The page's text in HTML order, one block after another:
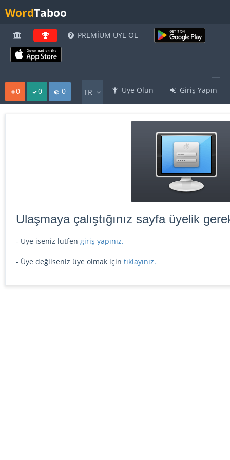
WordTaboo
PREMİUM ÜYE OL
Üye Olun Giriş Yapın
TR
0 0 0
Ulaşmaya çalıştığınız sayfa üyelik
- Üye iseniz lütfen giriş yapınız.
- Üye değilseniz üye olmak için tıklayınız.